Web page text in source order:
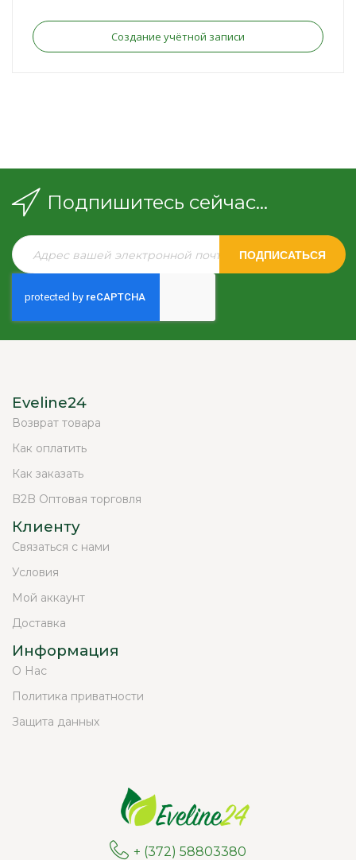
Создание учётной записи
Подпишитесь сейчас...
ПОДПИСАТЬСЯ
Eveline24
Возврат товара
Как оплатить
Как заказать
B2B Оптовая торговля
Клиенту
Связаться с нами
Условия
Мой аккаунт
Доставка
Информация
О Нас
Политика приватности
Защита данных
+ (372) 58803380